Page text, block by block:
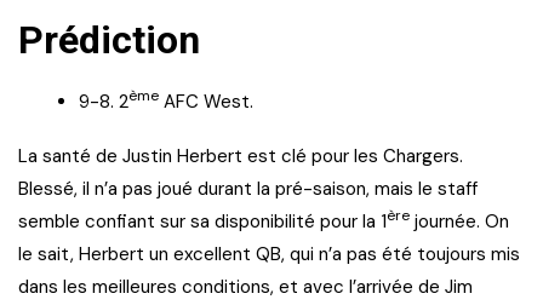
Prédiction
9-8. 2ème AFC West.
La santé de Justin Herbert est clé pour les Chargers.
Blessé, il n’a pas joué durant la pré-saison, mais le staff
semble confiant sur sa disponibilité pour la 1ère journée. On
le sait, Herbert un excellent QB, qui n’a pas été toujours mis
dans les meilleures conditions, et avec l’arrivée de Jim